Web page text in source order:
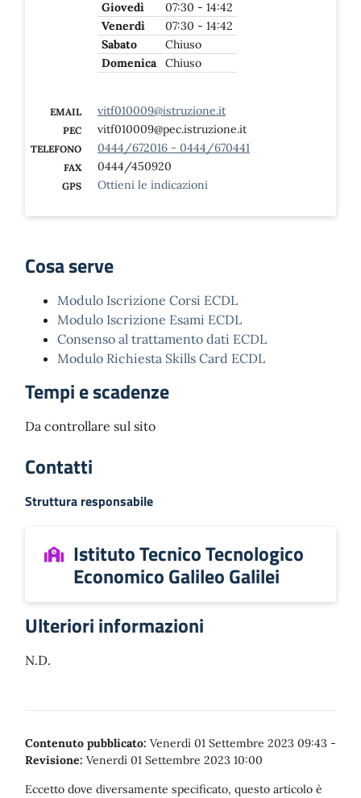
Giovedì
07:30 - 14:42
Venerdì
07:30 - 14:42
Sabato
Chiuso
Domenica
Chiuso
EMAIL vitf010009@istruzione.it
PEC vitf010009@pec.istruzione.it
TELEFONO 0444/672016 - 0444/670441
FAX 0444/450920
GPS Ottieni le indicazioni
Cosa serve
Modulo Iscrizione Corsi ECDL
Modulo Iscrizione Esami ECDL
Consenso al trattamento dati ECDL
Modulo Richiesta Skills Card ECDL
Tempi e scadenze
Da controllare sul sito
Contatti
Struttura responsabile
Istituto Tecnico Tecnologico
Economico Galileo Galilei
Ulteriori informazioni
N.D.
Contenuto pubblicato: Venerdì 01 Settembre 2023 09:43 -
Revisione: Venerdì 01 Settembre 2023 10:00
Eccetto dove diversamente specificato, questo articolo è